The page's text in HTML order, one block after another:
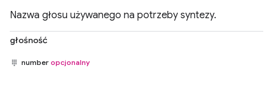
Nazwa głosu używanego na potrzeby syntezy.
głośność
number opcjonalny